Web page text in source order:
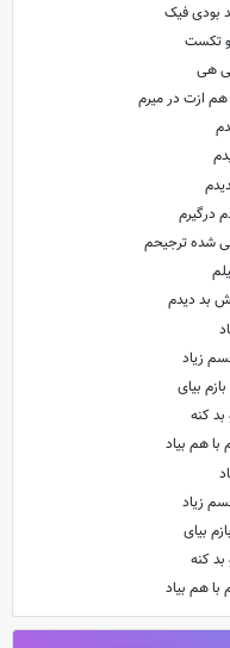
بودی فیک
تکست
هی
ازت در میرم
درگیرم
شده ترجیحم
بد دیدم
زیاد
بیای
کنه
با هم بیاد
زیاد
بیای
کنه
با هم بیاد